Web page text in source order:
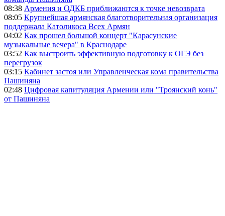
08:38 Армения и ОДКБ приближаются к точке невозврата
08:05 Крупнейшая армянская благотворительная организация
поддержала Католикоса Всех Армян
04:02 Как прошел большой концерт "Карасунские
музыкальные вечера" в Краснодаре
03:52 Как выстроить эффективную подготовку к ОГЭ без
перегрузок
03:15 Кабинет застоя или Управленческая кома правительства
Пашиняна
02:48 Цифровая капитуляция Армении или "Троянский конь"
от Пашиняна